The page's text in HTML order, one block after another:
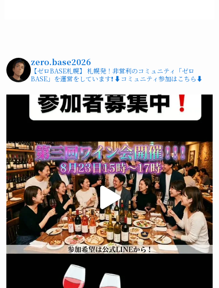
zero.base2026
【ゼロBASE札幌】 札幌発！非営利のコミュニティ「ゼロ
BASE」を運営をしています❗️ ⬇️コミュニティ参加はこちら⬇️